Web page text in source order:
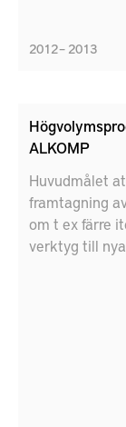
2012 – 2013
ALKOMP
Huvudmålet
framtagning
om t ex färre
verktyg till